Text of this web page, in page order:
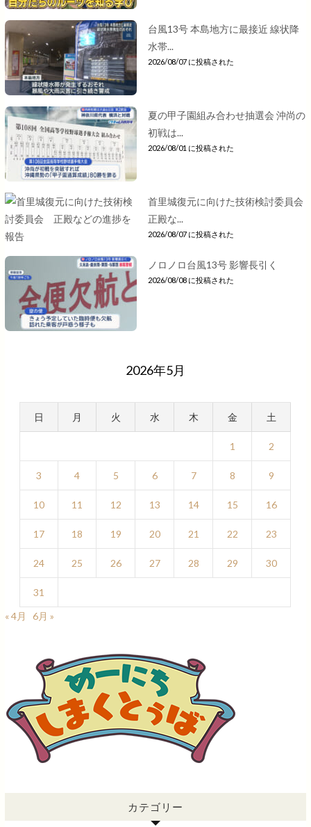
台風13号 本島地方に最接近 線状降
水帯...
2026/08/07 に投稿された
夏の甲子園組み合わせ抽選会 沖尚の
初戦は...
2026/08/01 に投稿された
首里城復元に向けた技術検討委員会
正殿な...
2026/08/07 に投稿された
ノロノロ台風13号 影響長引く
2026/08/08 に投稿された
2026年5月
日 月 火 水 木 金 土
1 2
3 4 5 6 7 8 9
10 11 12 13 14 15 16
17 18 19 20 21 22 23
24 25 26 27 28 29 30
31
« 4月
6月 »
カテゴリー